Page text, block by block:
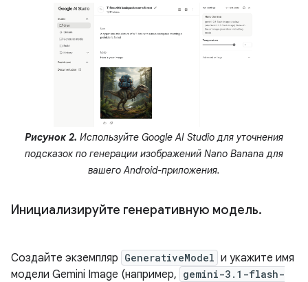
Рисунок 2. Используйте Google AI Studio для уточнения
подсказок по генерации изображений Nano Banana для
вашего Android-приложения.
Инициализируйте генеративную модель.
Создайте экземпляр GenerativeModel и укажите имя
модели Gemini Image (например, gemini-3.1-flash-